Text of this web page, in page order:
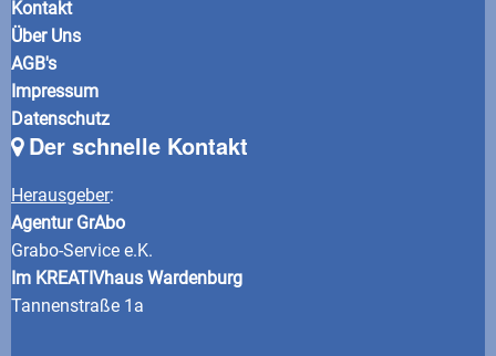
Kontakt
Über Uns
AGB's
Impressum
Datenschutz
Der schnelle Kontakt
Herausgeber:
Agentur GrAbo
Grabo-Service e.K.
Im KREATIVhaus Wardenburg
Tannenstraße 1a